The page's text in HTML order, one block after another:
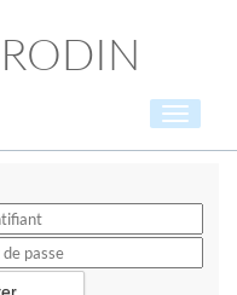
Toggle